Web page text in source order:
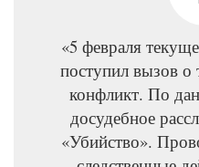
«5 февраля
поступил вызов о
конфликт. По
досудебное
«Убийство».